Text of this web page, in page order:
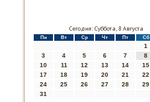
Сегодня: Суббота, 8 Августа
Пн Вт Ср Чт Пт Сб
1
3
4 5 6 7 8
10
11 12 13 14 15
17
18 19 20 21 22
24
25 26 27 28 29
31